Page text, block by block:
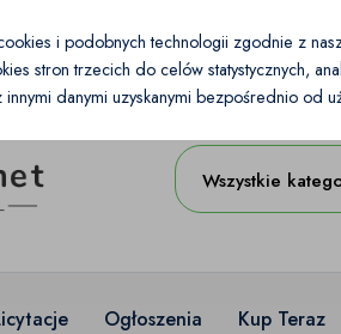
Wszystkie
Ogłoszenia Kup Teraz
i podobnych technologii zgodnie z
stron trzecich do celów statystycznych,
danymi uzyskanymi bezpośrednio od